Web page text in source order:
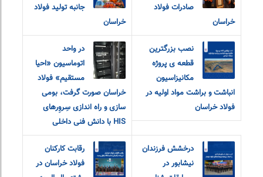
صادرات فولاد
خراسان
جانبه تولید فولاد
خراسان
نصب بزرگترین
قطعه ی پروژه
مکانیزاسیون
انباشت و براشت مواد اولیه در
فولاد خراسان
در واحد
اتوماسیون «احیا
مستقیم» فولاد
خراسان صورت گرفت، بومی
سازی و راه اندازی سِروِرهای
HIS با دانش فنی داخلی
درخشش فرزندان
نیشابور در
رقابت کارکنان
فولاد خراسان در